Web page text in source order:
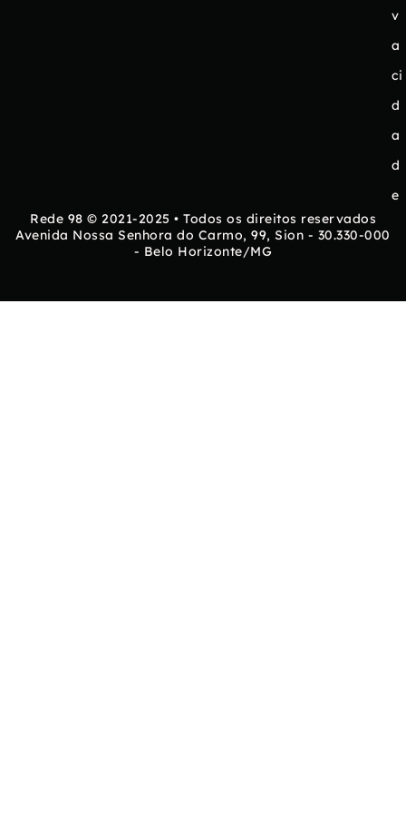
v
a
ci
d
a
d
e
Rede 98 © 2021-2025 • Todos os direitos reservados
Avenida Nossa Senhora do Carmo, 99, Sion - 30.330-000
- Belo Horizonte/MG